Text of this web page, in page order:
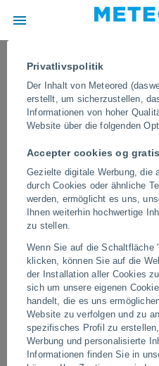
Privatlivspolitik
Der Inhalt von Meteored
erstellt, um sicherzustellen,
Informationen von hoher
Website über die folgenden
Accepter cookies og
Gezielte digitale Werbung, die
durch Cookies oder ähnliche
werden, ermöglicht es uns,
Ihnen weiterhin hochwertige
zu stellen.
Wenn Sie auf die Schaltfläche
klicken, können Sie auf die
der Installation aller Cookies
sich um unsere eigenen
handelt, die es uns
Website zu verfolgen und zu
spezifisches Profil zu
Werbung und personalisierte
Informationen finden Sie in
Ein Tornado traf
Ersten Berichten zufolge zog
zwischen Prati Fiscali und
aus einem schweren Gewitter.
Video